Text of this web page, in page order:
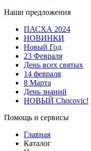
Наши предложения
ПАСХА 2024
НОВИНКИ
Новый Год
23 Февраля
День всех святых
14 февраля
8 Марта
День знаний
НОВЫЙ Chocovic!
Помощь и сервисы
Главная
Каталог